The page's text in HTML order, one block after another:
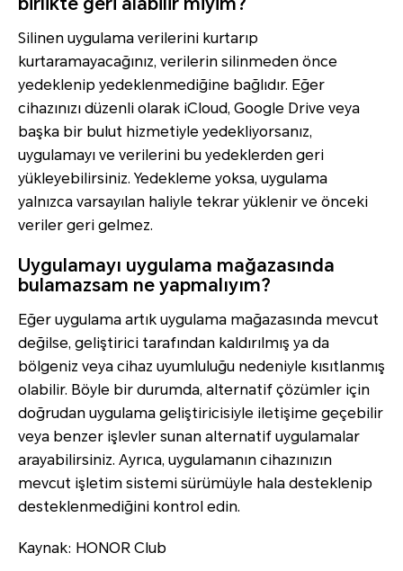
Silinen uygulama verilerini kurtarıp
kurtaramayacağınız, verilerin silinmeden önce
yedeklenip yedeklenmediğine bağlıdır. Eğer
cihazınızı düzenli olarak iCloud, Google Drive veya
başka bir bulut hizmetiyle yedekliyorsanız,
uygulamayı ve verilerini bu yedeklerden geri
yükleyebilirsiniz. Yedekleme yoksa, uygulama
yalnızca varsayılan haliyle tekrar yüklenir ve önceki
veriler geri gelmez.
Uygulamayı uygulama mağazasında
bulamazsam ne yapmalıyım?
Eğer uygulama artık uygulama mağazasında mevcut
değilse, geliştirici tarafından kaldırılmış ya da
bölgeniz veya cihaz uyumluluğu nedeniyle kısıtlanmış
olabilir. Böyle bir durumda, alternatif çözümler için
doğrudan uygulama geliştiricisiyle iletişime geçebilir
veya benzer işlevler sunan alternatif uygulamalar
arayabilirsiniz. Ayrıca, uygulamanın cihazınızın
mevcut işletim sistemi sürümüyle hala desteklenip
desteklenmediğini kontrol edin.
Kaynak: HONOR Club